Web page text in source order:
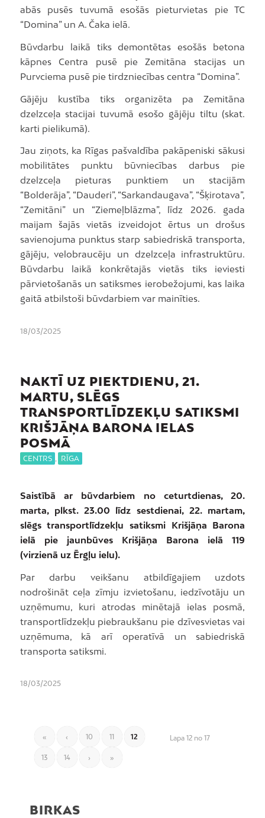
abās pusēs tuvumā esošās pieturvietas pie TC
“Domina” un A. Čaka ielā.
Būvdarbu laikā tiks demontētas esošās betona
kāpnes Centra pusē pie Zemitāna stacijas un
Purvciema pusē pie tirdzniecības centra “Domina”.
Gājēju kustība tiks organizēta pa Zemitāna
dzelzceļa stacijai tuvumā esošo gājēju tiltu (skat.
karti pielikumā).
Jau ziņots, ka Rīgas pašvaldība pakāpeniski sākusi
mobilitātes punktu būvniecības darbus pie
dzelzceļa pieturas punktiem un stacijām
“Bolderāja”, “Dauderi”, “Sarkandaugava”, “Šķirotava”,
“Zemitāni” un “Ziemeļblāzma”, līdz 2026. gada
maijam šajās vietās izveidojot ērtus un drošus
savienojuma punktus starp sabiedriskā transporta,
gājēju, velobraucēju un dzelzceļa infrastruktūru.
Būvdarbu laikā konkrētajās vietās tiks ieviesti
pārvietošanās un satiksmes ierobežojumi, kas laika
gaitā atbilstoši būvdarbiem var mainīties.
18/03/2025
NAKTĪ UZ PIEKTDIENU, 21.
MARTU, SLĒGS
TRANSPORTLĪDZEKĻU SATIKSMI
KRIŠJĀŅA BARONA IELAS
POSMĀ
CENTRS , RĪGA
Saistībā ar būvdarbiem no ceturtdienas, 20.
marta, plkst. 23.00 līdz sestdienai, 22. martam,
slēgs transportlīdzekļu satiksmi Krišjāņa Barona
ielā pie jaunbūves Krišjāņa Barona ielā 119
(virzienā uz Ērgļu ielu).
Par darbu veikšanu atbildīgajiem uzdots
nodrošināt ceļa zīmju izvietošanu, iedzīvotāju un
uzņēmumu, kuri atrodas minētajā ielas posmā,
transportlīdzekļu piebraukšanu pie dzīvesvietas vai
uzņēmuma, kā arī operatīvā un sabiedriskā
transporta satiksmi.
18/03/2025
Lapa 12 no 17
« ‹ 10 11 12
13 14 › »
BIRKAS